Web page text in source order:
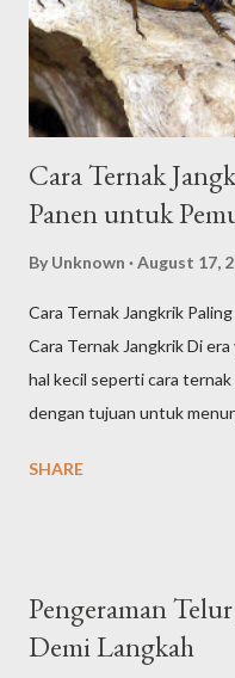
kita jumpai , persebaran
jangkrik kalung/genggong
mengandung ban...
Cara Ternak
Panen untuk
By Unknown August 17,
Cara Ternak Jangkrik
Cara Ternak Jangkrik Di
hal kecil seperti cara
dengan tujuan untuk
yang besarnya hanya sebiji
(Gryllidae) yang saat ini
oleh masyarakat di Negara
SHARE
Pengeraman
Demi Langkah